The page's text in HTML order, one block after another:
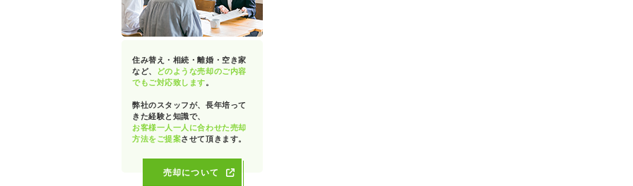
住み替え・相続・離婚・空き家
など、
どのような売却のご内容
でもご対応致します。
弊社のスタッフが、長年培って
きた経験と知識で、
お客様一人一人に合わせた売却
方法をご提案させて頂きます。
売却について